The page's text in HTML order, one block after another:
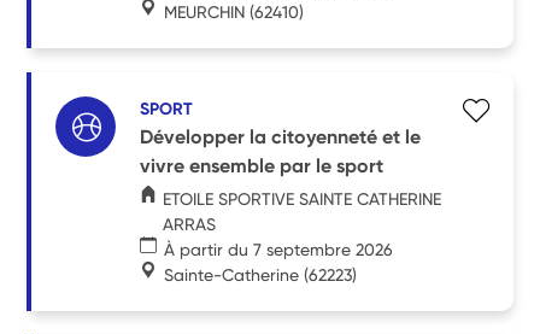
MEURCHIN (62410)
SPORT
Développer la citoyenneté et le
vivre ensemble par le sport
ETOILE SPORTIVE SAINTE CATHERINE
ARRAS
À partir du 7 septembre 2026
Sainte-Catherine (62223)